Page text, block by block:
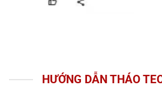
HƯỚNG DẪN THÁO